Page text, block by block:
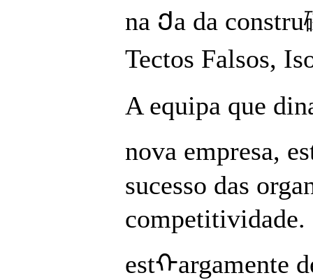
na Ქa da
Tectos Falsos,
A equipa que
nova empresa,
sucesso das
competitividade.
estᠬargamente